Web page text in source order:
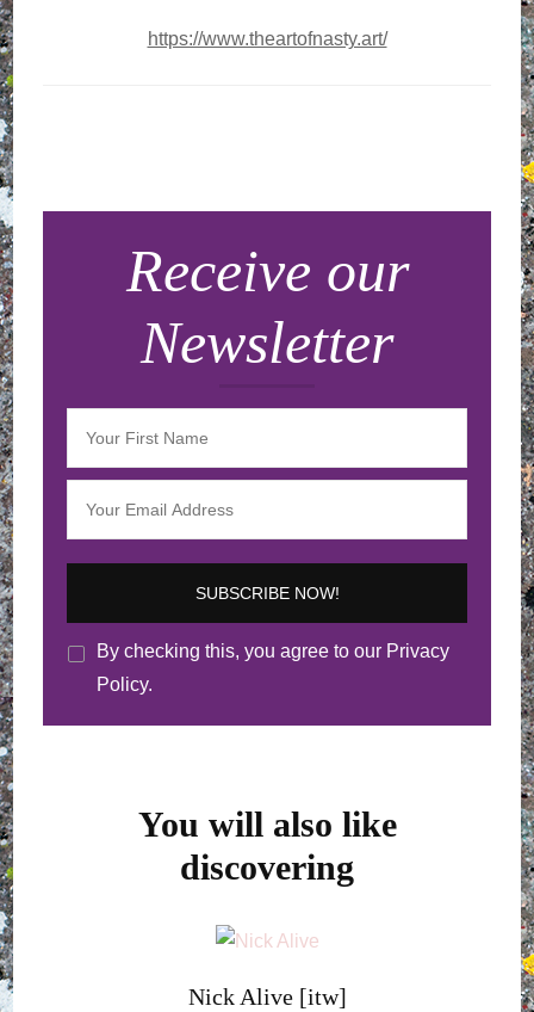
https://www.theartofnasty.art/
Receive our
Newsletter
By checking this, you agree to our Privacy
Policy.
You will also like
discovering
Nick Alive [itw]